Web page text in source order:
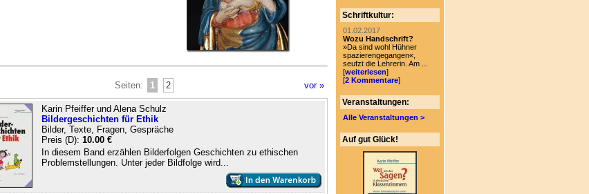
Seiten: 1 2 vor »
Karin Pfeiffer und Alena Schulz
Bildergeschichten für Ethik
Bilder, Texte, Fragen, Gespräche
Preis (D): 10.00 €
In diesem Band erzählen Bilderfolgen Geschichten zu ethischen
Problemstellungen. Unter jeder Bildfolge wird...
Schriftkultur:
01.02.2017
Wozu Handschrift?
»Da sind wohl Hühner
spazierengegangen«,
seufzt die Lehrerin. Am ...
[weiterlesen]
[2 Kommentare]
Veranstaltungen:
Alle Veranstaltungen >
Auf gut Glück!